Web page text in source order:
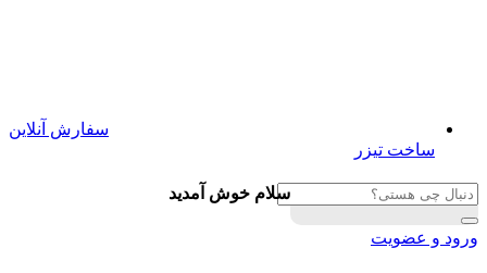
سفارش آنلاین
ساخت تیزر
سلام خوش آمدید
ورود و عضویت